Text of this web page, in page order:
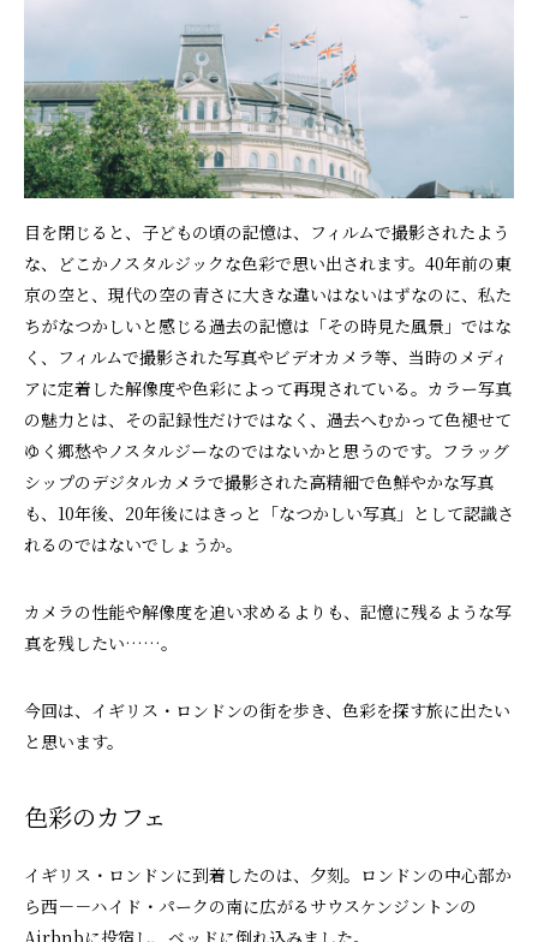
目を閉じると、子どもの頃の記憶は、フィルムで撮影されたよう
な、どこかノスタルジックな色彩で思い出されます。40年前の東
京の空と、現代の空の青さに大きな違いはないはずなのに、私た
ちがなつかしいと感じる過去の記憶は「その時見た風景」ではな
く、フィルムで撮影された写真やビデオカメラ等、当時のメディ
アに定着した解像度や色彩によって再現されている。カラー写真
の魅力とは、その記録性だけではなく、過去へむかって色褪せて
ゆく郷愁やノスタルジーなのではないかと思うのです。フラッグ
シップのデジタルカメラで撮影された高精細で色鮮やかな写真
も、10年後、20年後にはきっと「なつかしい写真」として認識さ
れるのではないでしょうか。
カメラの性能や解像度を追い求めるよりも、記憶に残るような写
真を残したい……。
今回は、イギリス・ロンドンの街を歩き、色彩を探す旅に出たい
と思います。
色彩のカフェ
イギリス・ロンドンに到着したのは、夕刻。ロンドンの中心部か
ら西－－ハイド・パークの南に広がるサウスケンジントンの
Airbnbに投宿し、ベッドに倒れ込みました。